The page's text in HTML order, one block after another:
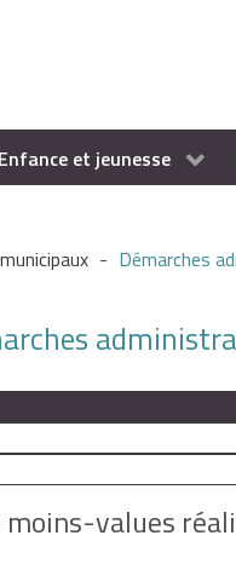
Enfance et jeunesse
- Démarches
values